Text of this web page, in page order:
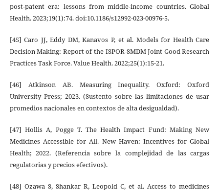
post-patent era: lessons from middle-income countries. Global
Health. 2023;19(1):74. doi:10.1186/s12992-023-00976-5.
[45] Caro JJ, Eddy DM, Kanavos P, et al. Models for Health Care
Decision Making: Report of the ISPOR-SMDM Joint Good Research
Practices Task Force. Value Health. 2022;25(1):15-21.
[46] Atkinson AB. Measuring Inequality. Oxford: Oxford
University Press; 2023. (Sustento sobre las limitaciones de usar
promedios nacionales en contextos de alta desigualdad).
[47] Hollis A, Pogge T. The Health Impact Fund: Making New
Medicines Accessible for All. New Haven: Incentives for Global
Health; 2022. (Referencia sobre la complejidad de las cargas
regulatorias y precios efectivos).
[48] Ozawa S, Shankar R, Leopold C, et al. Access to medicines